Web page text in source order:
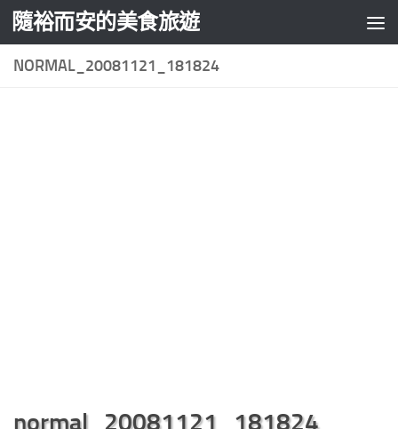
Skip to content
隨裕而安的美食旅遊
NORMAL_20081121_181824
normal_20081121_181824